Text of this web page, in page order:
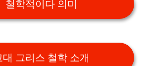
철학적이다 의미
대 그리스 철학 소개